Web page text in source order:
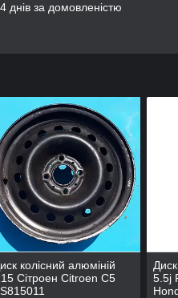
днів за домовленістю
колісний алюміній
Сітроен Citroen C5
5.5j